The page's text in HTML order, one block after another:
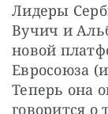
Лидеры
Вучич и
новой
Евросоюза
Теперь она
говорится о